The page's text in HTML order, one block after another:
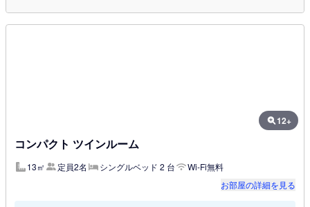
12+
コンパクト ツインルーム
13㎡ 定員2名 シングルベッド 2 台
Wi-Fi無料
お部屋の詳細を見る